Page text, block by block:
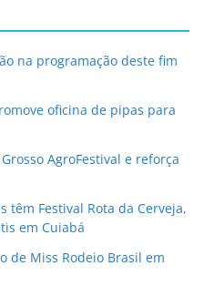
na programação deste fim
oficina de pipas para
AgroFestival e reforça
têm Festival Rota da Cerveja,
em Cuiabá
de Miss Rodeio Brasil em